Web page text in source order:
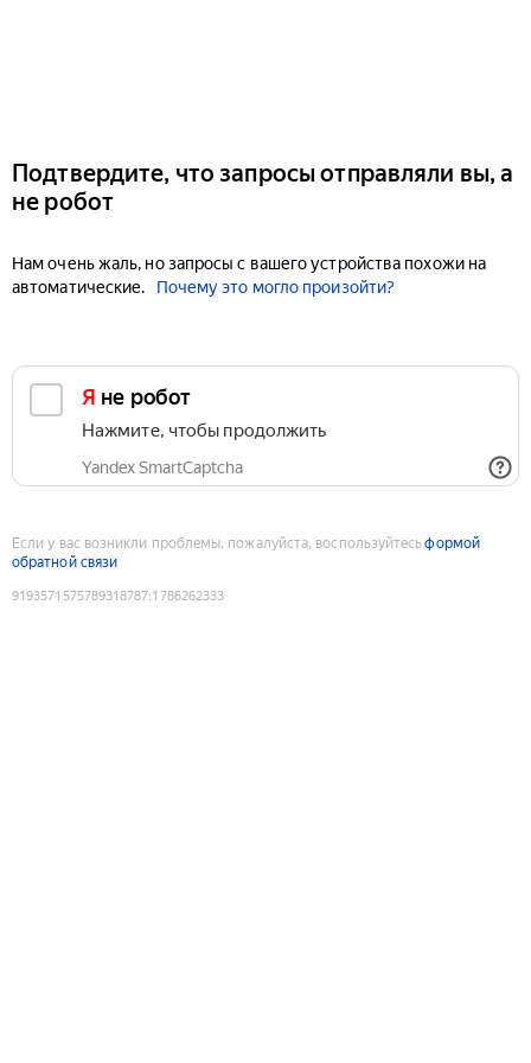
Подтвердите, что запросы отправляли вы, а
не робот
Нам очень жаль, но запросы с вашего устройства похожи на
автоматические.
Почему это могло произойти?
Я не робот
Нажмите, чтобы продолжить
Yandex SmartCaptcha
Если у вас возникли проблемы, пожалуйста, воспользуйтесьформой
обратной связи
9193571575789318787:1786262333